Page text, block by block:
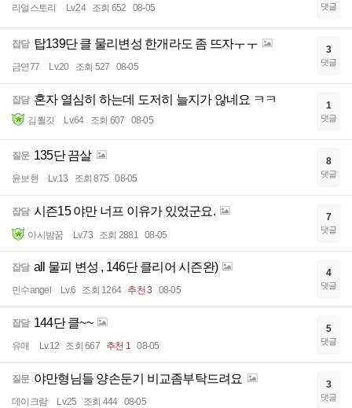
리얼스토리 Lv.24 조회 652 08-05 댓글
잡담 탑139단 클 물리변성 한개라도 좀 뜨자ㅜㅜ
금연77 Lv.20 조회 527 08-05
3
댓글
잡담 혼자 열심히 하는데 도저히 늘지가 않네요 ㅋㅋ
김쬘깃 Lv.64 조회 607 08-05
1
댓글
질문 135단 끔살
윤보현 Lv.13 조회 875 08-05
8
댓글
잡담 시즌15 야만 너프 이유가 있었군요.
아시밤꿈 Lv.73 조회 2881 08-05
7
댓글
잡담 all 물피 변성 , 146단 클리어 시즌완)
민수angel Lv.6 조회 1264 추천 3 08-05
4
댓글
잡담 144단 클~~
유매 Lv.12 조회 667 추천 1 08-05
5
댓글
질문 야만형님들 양손둔기 비교좀부탁드려요
데이크람 Lv.25 조회 444 08-05
3
댓글